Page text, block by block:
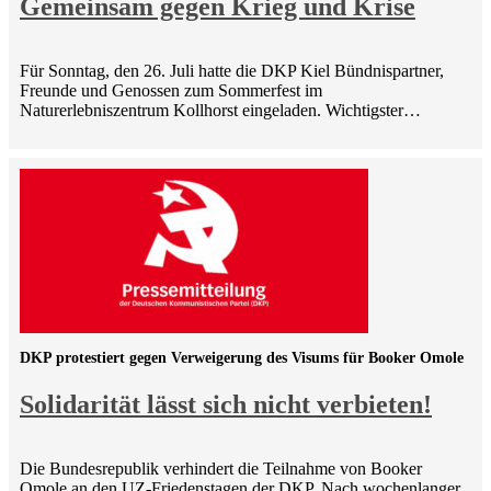
Gemeinsam gegen Krieg und Krise
Für Sonntag, den 26. Juli hatte die DKP Kiel Bündnispartner,
Freunde und Genossen zum Sommerfest im
Naturerlebniszentrum Kollhorst eingeladen. Wichtigster…
Solidarität lässt sich nicht verbieten!
DKP protestiert gegen Verweigerung des Visums für Booker Omole
Die Bundesrepublik verhindert die Teilnahme von Booker